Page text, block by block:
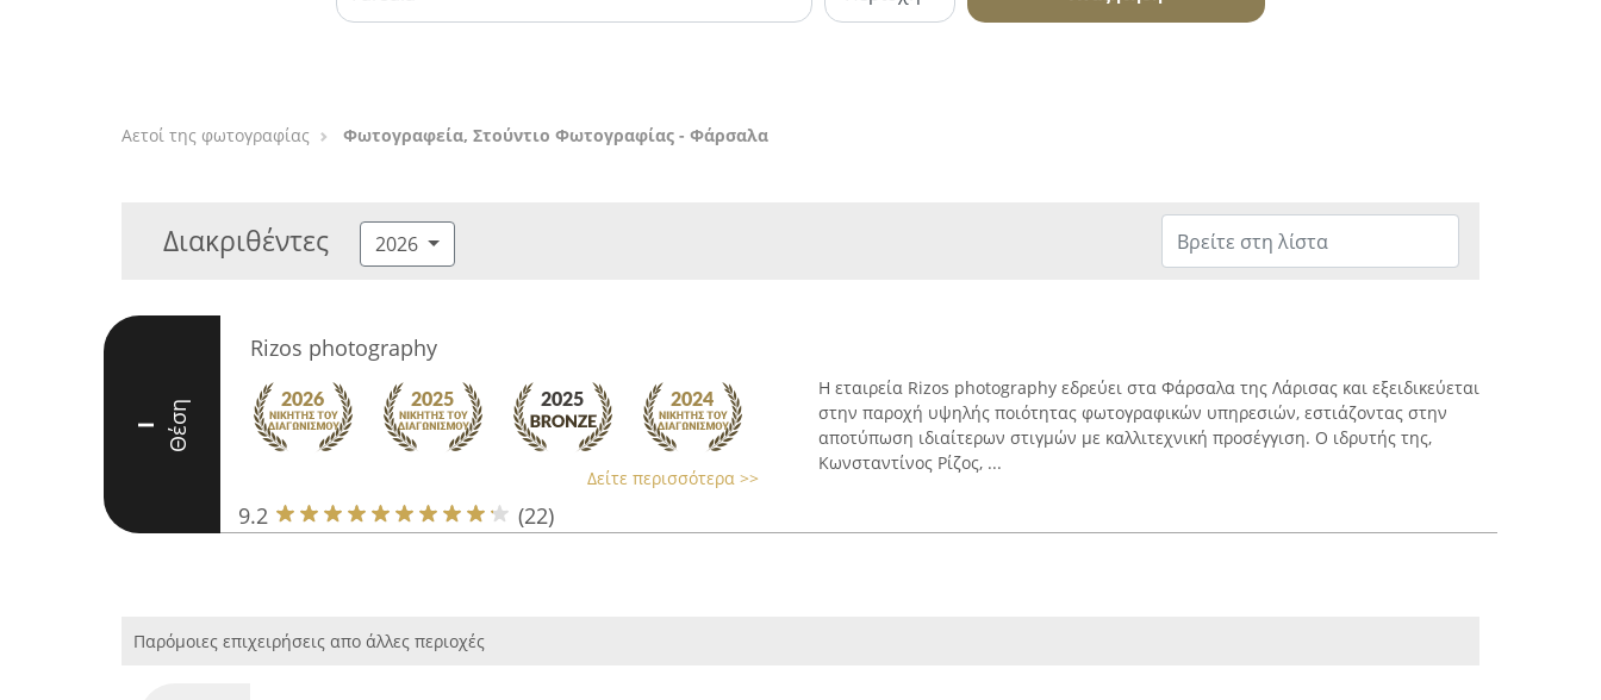
Αετοί της φωτογραφίας Φωτογραφεία, Στούντιο Φωτογραφίας - Φάρσαλα
Διακριθέντες 2026
I Θέση
Rizos photography
Δείτε περισσότερα >>
9.2 (22)
Η εταιρεία Rizos photography εδρεύει στα Φάρσαλα της Λάρισας και εξειδικεύεται
στην παροχή υψηλής ποιότητας φωτογραφικών υπηρεσιών, εστιάζοντας στην
αποτύπωση ιδιαίτερων στιγμών με καλλιτεχνική προσέγγιση. Ο ιδρυτής της,
Κωνσταντίνος Ρίζος, ...
Παρόμοιες επιχειρήσεις απο άλλες περιοχές